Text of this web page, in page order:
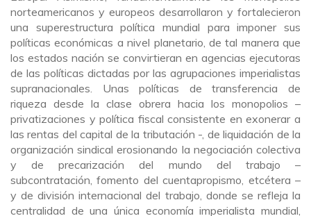
norteamericanos y europeos desarrollaron y fortalecieron
una superestructura política mundial para imponer sus
políticas económicas a nivel planetario, de tal manera que
los estados nación se convirtieran en agencias ejecutoras
de las políticas dictadas por las agrupaciones imperialistas
supranacionales. Unas políticas de transferencia de
riqueza desde la clase obrera hacia los monopolios –
privatizaciones y política fiscal consistente en exonerar a
las rentas del capital de la tributación -, de liquidación de la
organización sindical erosionando la negociación colectiva
y de precarización del mundo del trabajo –
subcontratación, fomento del cuentapropismo, etcétera –
y de división internacional del trabajo, donde se refleja la
centralidad de una única economía imperialista mundial,